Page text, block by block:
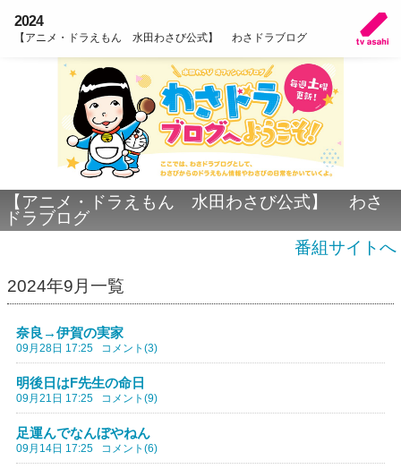
2024
【アニメ・ドラえもん 水田わさび公式】 わさドラブログ
【アニメ・ドラえもん 水田わさび公式】 わさ
ドラブログ
番組サイトへ
2024年9月一覧
奈良→伊賀の実家
09月28日 17:25 コメント(3)
明後日はF先生の命日
09月21日 17:25 コメント(9)
足運んでなんぼやねん
09月14日 17:25 コメント(6)